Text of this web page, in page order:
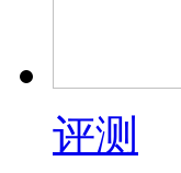
评测